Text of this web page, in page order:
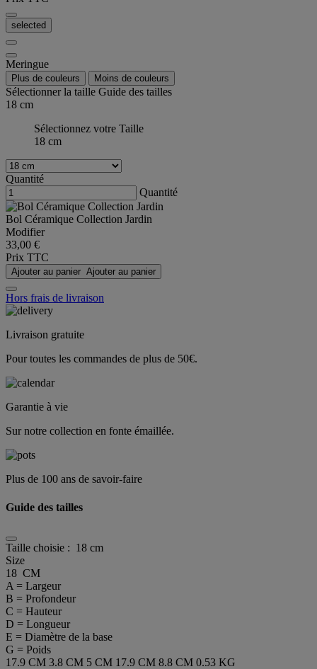
selected
Meringue
Plus de couleurs Moins de couleurs
Sélectionner la taille Guide des tailles
18 cm
Sélectionnez votre Taille
18 cm
Quantité
Quantité
Bol Céramique Collection Jardin
Modifier
33,00 €
Prix TTC
Ajouter au panier Ajouter au panier
Hors frais de livraison
Livraison gratuite
Pour toutes les commandes de plus de 50€.
Garantie à vie
Sur notre collection en fonte émaillée.
Plus de 100 ans de savoir-faire
Guide des tailles
Taille choisie : 18 cm
Size
18 CM
A = Largeur
B = Profondeur
C = Hauteur
D = Longueur
E = Diamètre de la base
G = Poids
17.9 CM 3.8 CM 5 CM 17.9 CM 8.8 CM 0.53 KG